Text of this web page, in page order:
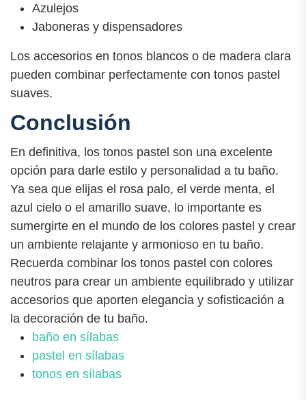
Azulejos
Jaboneras y dispensadores
Los accesorios en tonos blancos o de madera clara
pueden combinar perfectamente con tonos pastel
suaves.
Conclusión
En definitiva, los tonos pastel son una excelente
opción para darle estilo y personalidad a tu baño.
Ya sea que elijas el rosa palo, el verde menta, el
azul cielo o el amarillo suave, lo importante es
sumergirte en el mundo de los colores pastel y crear
un ambiente relajante y armonioso en tu baño.
Recuerda combinar los tonos pastel con colores
neutros para crear un ambiente equilibrado y utilizar
accesorios que aporten elegancia y sofisticación a
la decoración de tu baño.
baño en sílabas
pastel en sílabas
tonos en sílabas